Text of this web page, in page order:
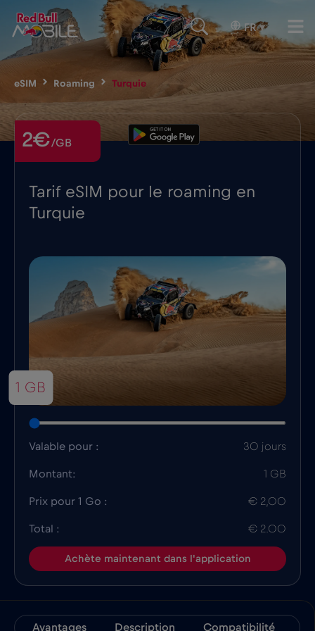
FR ▾
eSIM Roaming Turquie
Tarif eSIM pour le roaming en
Turquie
2€/GB
1 GB
Valable pour : 30 jours
Montant: 1 GB
Prix pour 1 Go : € 2,00
Total : € 2.00
Achète maintenant dans l'application
Avantages Description Compatibilité